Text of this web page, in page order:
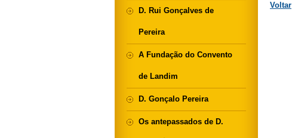
Voltar
D. Rui Gonçalves de
Pereira
A Fundação do Convento
de Landim
D. Gonçalo Pereira
Os antepassados de D.